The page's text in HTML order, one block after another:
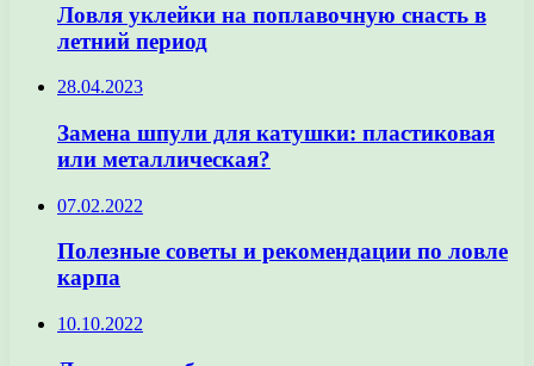
Ловля уклейки на поплавочную снасть в
летний период
28.04.2023
Замена шпули для катушки: пластиковая
или металлическая?
07.02.2022
Полезные советы и рекомендации по ловле
карпа
10.10.2022